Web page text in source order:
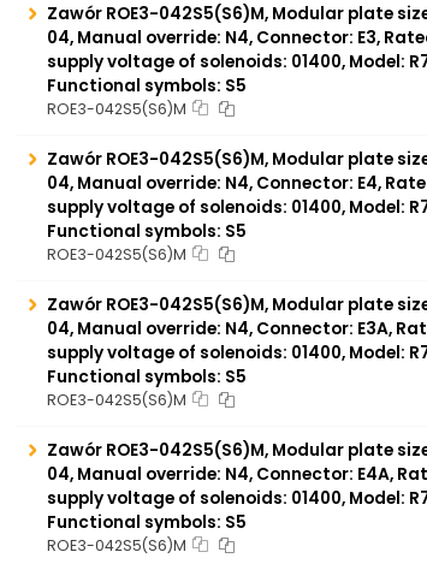
Zawór ROE3-042S5(S6)M, Modular plate
04, Manual override: N4, Connector: E3,
supply voltage of solenoids: 01400, Model:
Functional symbols: S5
ROE3-042S5(S6)M
Zawór ROE3-042S5(S6)M, Modular plate
04, Manual override: N4, Connector: E4,
supply voltage of solenoids: 01400, Model:
Functional symbols: S5
ROE3-042S5(S6)M
Zawór ROE3-042S5(S6)M, Modular plate
04, Manual override: N4, Connector: E3A,
supply voltage of solenoids: 01400, Model:
Functional symbols: S5
ROE3-042S5(S6)M
Zawór ROE3-042S5(S6)M, Modular plate
04, Manual override: N4, Connector: E4A,
supply voltage of solenoids: 01400, Model:
Functional symbols: S5
ROE3-042S5(S6)M